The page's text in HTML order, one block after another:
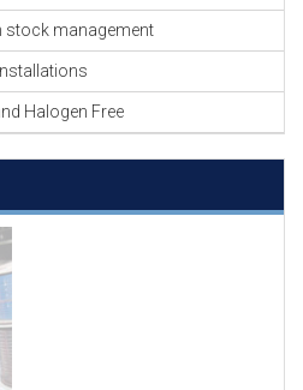
management
Halogen Free